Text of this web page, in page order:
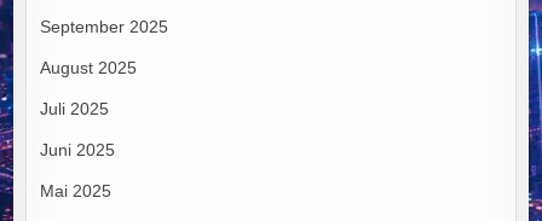
September 2025
August 2025
Juli 2025
Juni 2025
Mai 2025